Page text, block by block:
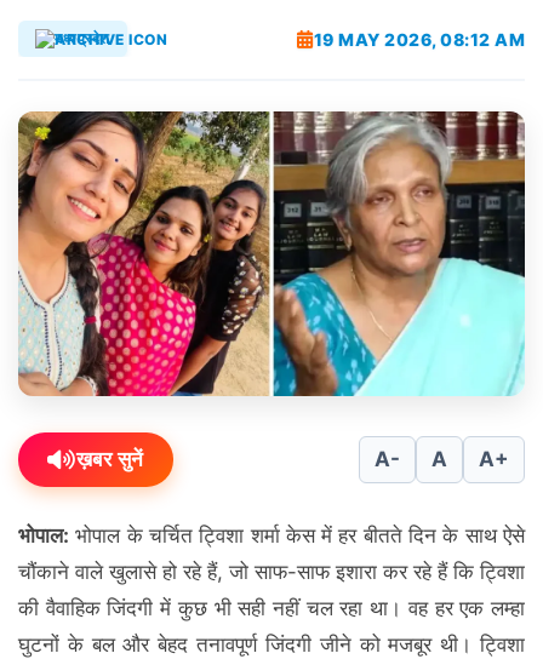
मध्यप्रदेश 19 MAY 2026, 08:12 AM
ख़बर सुनें A- A A+
भोपाल: भोपाल के चर्चित ट्विशा शर्मा केस में हर बीतते दिन के साथ ऐसे
चौंकाने वाले खुलासे हो रहे हैं, जो साफ-साफ इशारा कर रहे हैं कि ट्विशा
की वैवाहिक जिंदगी में कुछ भी सही नहीं चल रहा था। वह हर एक लम्हा
घुटनों के बल और बेहद तनावपूर्ण जिंदगी जीने को मजबूर थी। ट्विशा